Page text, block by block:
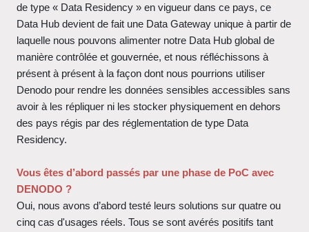
de type « Data Residency » en vigueur dans ce pays, ce
Data Hub devient de fait une Data Gateway unique à partir de
laquelle nous pouvons alimenter notre Data Hub global de
manière contrôlée et gouvernée, et nous réfléchissons à
présent à présent à la façon dont nous pourrions utiliser
Denodo pour rendre les données sensibles accessibles sans
avoir à les répliquer ni les stocker physiquement en dehors
des pays régis par des réglementation de type Data
Residency.
Vous êtes d’abord passés par une phase de PoC avec
DENODO ?
Oui, nous avons d’abord testé leurs solutions sur quatre ou
cinq cas d'usages réels. Tous se sont avérés positifs tant